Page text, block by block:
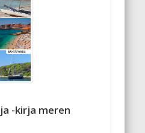
-kirja meren